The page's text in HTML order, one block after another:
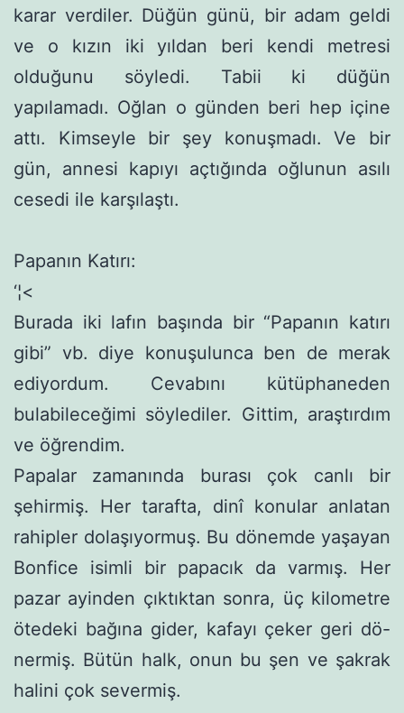
karar verdiler. Düğün günü, bir adam geldi
ve o kızın iki yıldan beri kendi met­resi
olduğunu söyledi. Tabii ki düğün
yapılamadı. Oğlan o gün­den beri hep içine
attı. Kimseyle bir şey konuşmadı. Ve bir
gün, annesi kapıyı açtığında oğlunun asılı
cesedi ile karşılaştı.
Papanın Katırı:
‘¦<
Burada iki lafın başında bir “Papanın katırı
gibi” vb. diye ko­nuşulunca ben de merak
ediyordum. Cevabını kütüphaneden
bulabileceğimi söylediler. Gittim, araştırdım
ve öğrendim.
Papalar zamanında burası çok canlı bir
şehirmiş. Her tarafta, dinî konular anlatan
rahipler dolaşıyormuş. Bu dönemde yaşayan
Bonfice isimli bir papacık da varmış. Her
pazar ayinden çıktıktan sonra, üç kilometre
ötedeki bağına gider, kafayı çeker geri dö-
nermiş. Bütün halk, onun bu şen ve şakrak
halini çok severmiş.